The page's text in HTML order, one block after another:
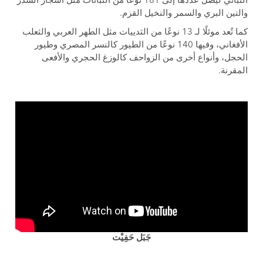
والتين البري والسمر والنخيل القزم.
كما تُعد موئلًا لـ 13 نوعًا من الثدييات مثل الطهر العربي والثعلب
الأفغاني، وفيها 140 نوعًا من الطيور كالنسر المصري وطيور
الحجل، وأنواع أخرى من الزواحف كالوزغ الحجري والأفعى
المقرنة.
جَبَل حَفِيْت